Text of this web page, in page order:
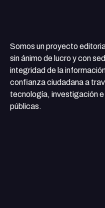
Somos un proyecto
sin ánimo de lucro y con
integridad de la
confianza ciudadana a
tecnología, investigación
públicas.